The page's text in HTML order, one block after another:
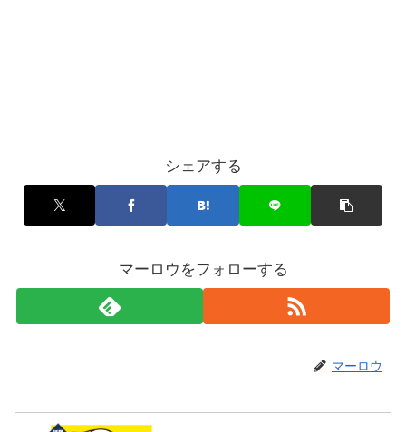
シェアする
マーロウをフォローする
マーロウ